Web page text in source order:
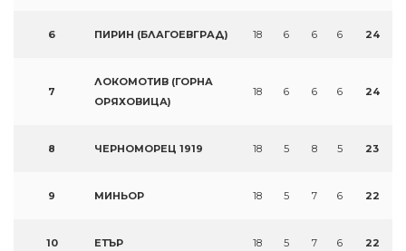
6 ПИРИН (БЛАГОЕВГРАД) 18 6 6 6 24
7
ЛОКОМОТИВ (ГОРНА
ОРЯХОВИЦА)
18 6 6 6 24
8 ЧЕРНОМОРЕЦ 1919 18 5 8 5 23
9 МИНЬОР 18 5 7 6 22
10 ЕТЪР 18 5 7 6 22